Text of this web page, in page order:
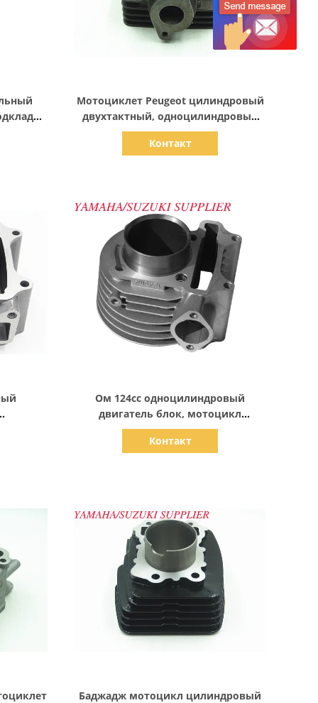
мм
Мотоциклет Peugeot цилиндровый
двухтактный, одноцилиндровый
дизельный двигатель 50cc
Контакт
Ом 124cc одноцилиндровый
двигатель блок, мотоцикл
воздушно-охлажденный цилиндр
Контакт
Баджадж мотоцикл цилиндровый